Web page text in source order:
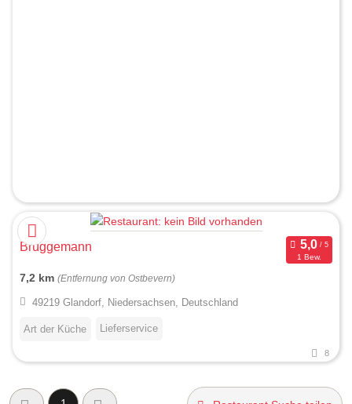
Brüggemann
1 Bew.
7,2 km (Entfernung von Ostbevern)
49219 Glandorf, Niedersachsen, Deutschland
Art der Küche Lieferservice
8